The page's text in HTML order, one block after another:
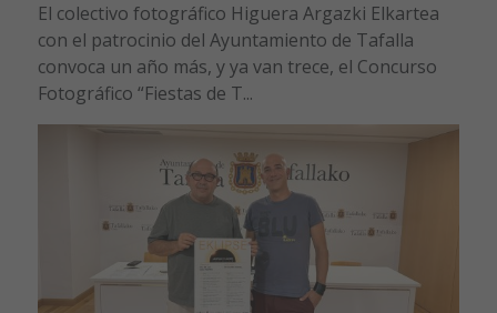
El colectivo fotográfico Higuera Argazki Elkartea
con el patrocinio del Ayuntamiento de Tafalla
convoca un año más, y ya van trece, el Concurso
Fotográfico “Fiestas de T...